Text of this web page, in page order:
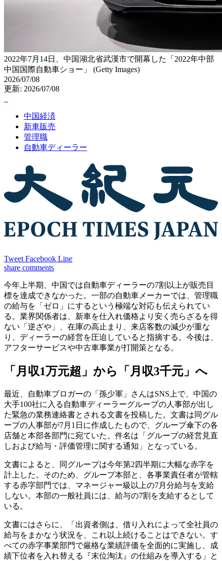
2022年7月14日、中国湖北省武漢市で開幕した「2022年中部
中国国際自動車ショー」 (Getty Images)
2026/07/08
更新: 2026/07/08
中国経済
新車販売
管理職
自動車ディーラー
Tweet Facebook Line
share comments
今年上半期、中国では自動車ディーラーの7割以上が販売目
標を達成できなかった。一部の自動車メーカーでは、管理職
の給与を「ゼロ」にするという極端な対応も伝えられてい
る。業界関係者は、新車を仕入れ価格より安く売らざるを得
ない「逆ざや」、在庫の高止まり、来店客数の減少が重な
り、ディーラーの経営を圧迫していると指摘する。今後は、
アフターサービスや中古車事業が打開策となる。
「月収1万元超」から「月収3千元」へ
最近、自動車ブロガーの「孫少軍」さんはSNS上で、中国の
大手100社に入る自動車ディーラーグループの人事部が出し
た緊急の業務連絡書とされる文書を投稿した。文書は同グル
ープの人事部が7月1日に作成したもので、グループ傘下の各
店舗と本部各部門に宛ていた。件名は「グループの経営見直
しおよび給与・評価管理に関する通知」となっている。
文書によると、同グループは今年第2四半期に大幅な赤字を
計上した。そのため、グループ本部と、各事業責任者が管轄
する赤字部門では、マネージャー級以上の7月分給与を支給
しない。本部の一般社員には、給与の7割を支給するとして
いる。
文書にはさらに、「出資者側は、借り入れによって全社員の
給与をまかなう状況を、これ以上続けることはできない。す
べての赤字事業部門で厳格な業績評価を全面的に実施し、成
績下位者を入れ替える『末位淘汰』の仕組みを導入する」と